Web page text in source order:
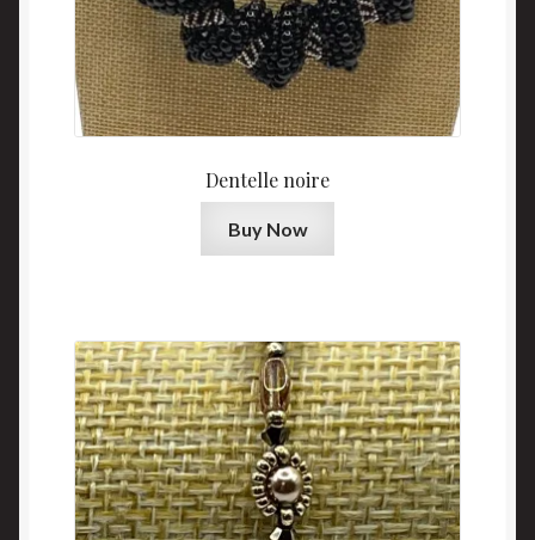
Dentelle noire
Buy Now